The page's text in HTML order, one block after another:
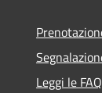
Leggi le FAQ